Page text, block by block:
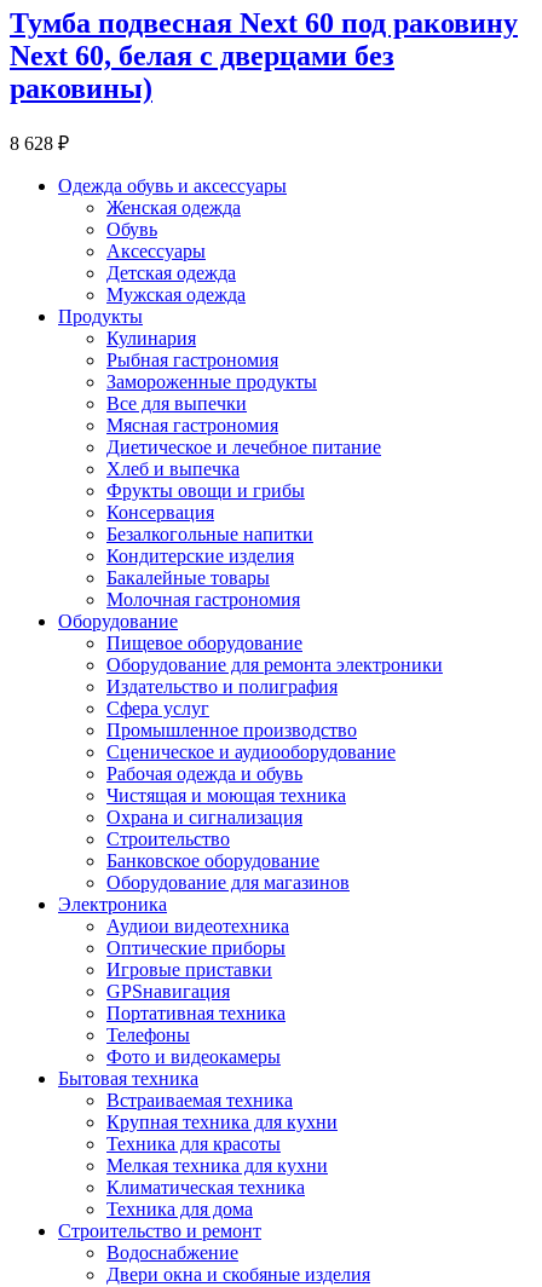
Тумба подвесная Next 60 под раковину
Next 60, белая с дверцами без
раковины)
8 628 ₽
Одежда обувь и аксессуары
Женская одежда
Обувь
Аксессуары
Детская одежда
Мужская одежда
Продукты
Кулинария
Рыбная гастрономия
Замороженные продукты
Все для выпечки
Мясная гастрономия
Диетическое и лечебное питание
Хлеб и выпечка
Фрукты овощи и грибы
Консервация
Безалкогольные напитки
Кондитерские изделия
Бакалейные товары
Молочная гастрономия
Оборудование
Пищевое оборудование
Оборудование для ремонта электроники
Издательство и полиграфия
Сфера услуг
Промышленное производство
Сценическое и аудиооборудование
Рабочая одежда и обувь
Чистящая и моющая техника
Охрана и сигнализация
Строительство
Банковское оборудование
Оборудование для магазинов
Электроника
Аудиои видеотехника
Оптические приборы
Игровые приставки
GPSнавигация
Портативная техника
Телефоны
Фото и видеокамеры
Бытовая техника
Встраиваемая техника
Крупная техника для кухни
Техника для красоты
Мелкая техника для кухни
Климатическая техника
Техника для дома
Строительство и ремонт
Водоснабжение
Двери окна и скобяные изделия